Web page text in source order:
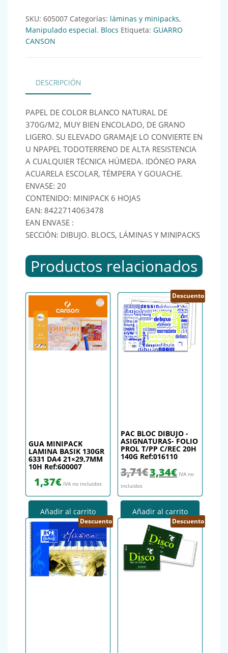
SKU: 605007 Categorías: láminas y minipacks,
Manipulado especial. Blocs Etiqueta: GUARRO
CANSON
DESCRIPCIÓN
PAPEL DE COLOR BLANCO NATURAL DE
370G/M2, MUY BIEN ENCOLADO, DE GRANO
LIGERO. SU ELEVADO GRAMAJE LO CONVIERTE EN
U NPAPEL TODOTERRENO DE ALTA RESISTENCIA
A CUALQUIER TÉCNICA HÚMEDA. IDÓNEO PARA
ACUARELA ESCOLAR, TÉMPERA Y GOUACHE.
ENVASE: 20
CONTENIDO: MINIPACK 6 HOJAS
EAN: 8422714063478
EAN ENVASE :
SECCIÓN: DIBUJO. BLOCS, LÁMINAS Y MINIPACKS
Productos relacionados
GUA MINIPACK
LAMINA BASIK 130GR
6331 DA4 21×29,7MM
10H Ref:600007
1,37€ IVA no incluidos
Añadir al carrito
Descuento
PAC BLOC DIBUJO -
ASIGNATURAS- FOLIO
PROL T/PP C/REC 20H
140G Ref:016110
3,71€ El precio original era: 3,71€.
3,34€El precio actual
IVA no
incluidos
Añadir al carrito
Descuento Descuento